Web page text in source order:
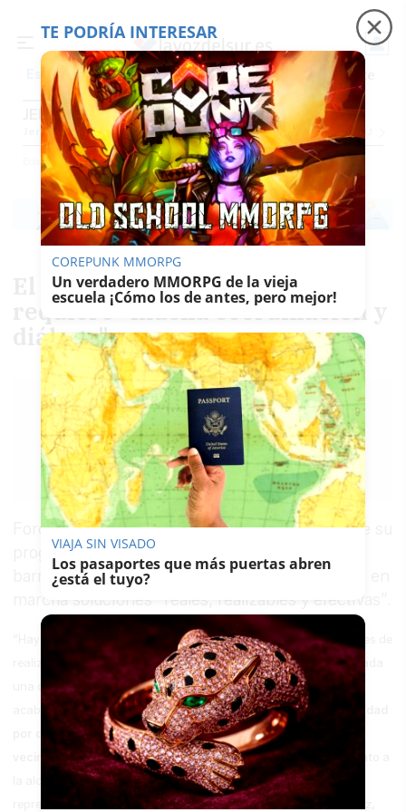
Es noticia Precio luz Padre Coraje Fábrica de botellas
JEREZ
JerezProvincia CádizCádizSevillaMálagaHuelvaGranadaCórdoba
Ediciones Jerez
El Jerez rural, una zona que
requiere "mucha coordinación y
diálogo"
LAVOZDELSUR.ES
27/09/2014
Facebook
X WhatsApp
Copy
Link
Guardar 0
Foro Ciudadano marca las líneas estratégicas de su
programa de gobierno en una reunión en la
barriada rural de El Mojo, donde propone poner en
marcha soluciones “reales, realizables y efectivas”.
“Hay que plantear líneas de actuación reales, cercanas y posibles de
realizar. No hay que montar castillos en el aire porque todas y cada
una de las propuestas deben ser absolutamente realizables. Se
acabaron los tiempos de falsas promesas,hay que ir con la verdad
por delante después de atender palmo a palmo a todos los
vecinos del término municipal”,aseguró Raúl Ramírez, candidato a
la alcaldía de Foro Ciudadano, durante un encuentro con
representantes y vecinos del Jerez rural en El Mojo. Para Ramírez,
TE PODRÍA INTERESAR
COREPUNK MMORPG
Un verdadero MMORPG de la vieja
escuela ¡Cómo los de antes, pero mejor!
VIAJA SIN VISADO
Los pasaportes que más puertas abren
¿está el tuyo?